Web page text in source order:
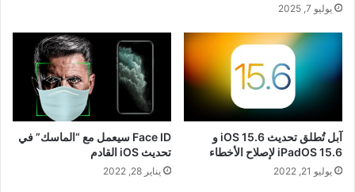
يوليو 7, 2025
آبل تُطلق تحديث iOS 15.6‎ و
iPadOS 15.6‎ لإصلاح الأخطاء
يوليو 21, 2022
Face ID سيعمل مع “الماسك” في
تحديث iOS القادم
يناير 28, 2022